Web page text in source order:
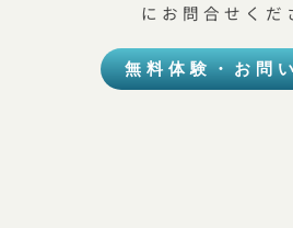
にお問合せくだ
無料体験・お問